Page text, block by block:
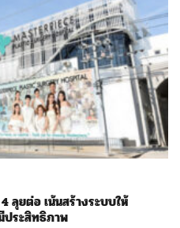
ลุยต่อ เน้นสร้างระบบให้
ประสิทธิภาพ